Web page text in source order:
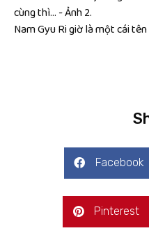
Nam Gyu Ri giờ là một cái
Facebook
Pinterest